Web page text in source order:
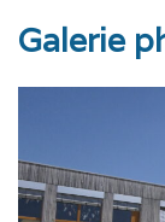
Galerie